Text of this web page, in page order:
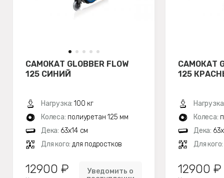
САМОКАТ GLOBBER FLOW
125 СИНИЙ
Нагрузка: 100 кг
Колеса: полиуретан 125 мм
Дека: 63x14 см
Для кого: для подростков
12900 ₽
Уведомить о
САМОКАТ
125
Колеса:
Дека:
Для кого:
12900 ₽